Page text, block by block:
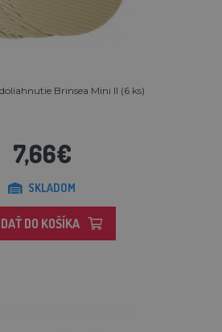
Brinsea Mini II (6 ks)
7,66€
SKLADOM
DO KOŠÍKA